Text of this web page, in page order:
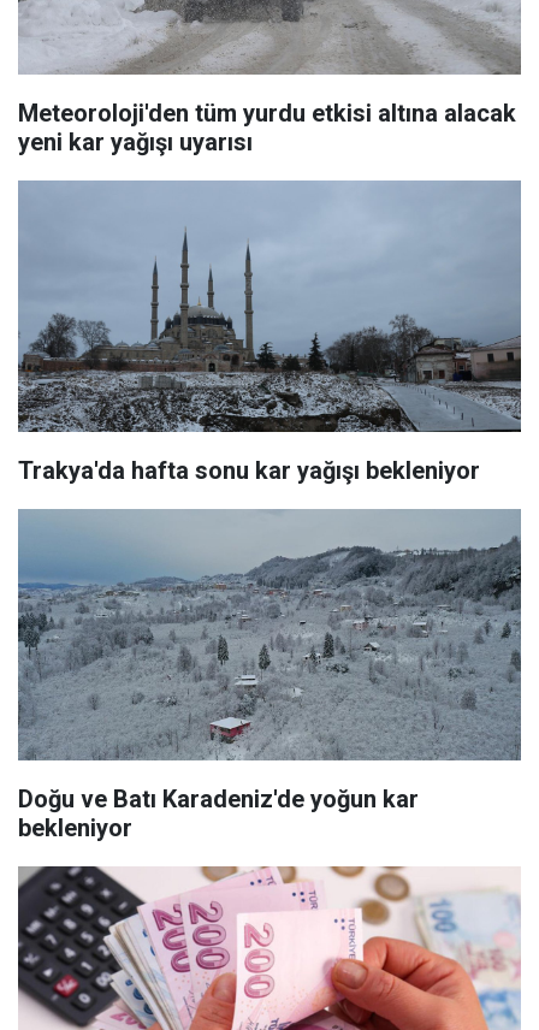
Meteoroloji'den tüm yurdu etkisi altına alacak
yeni kar yağışı uyarısı
Trakya'da hafta sonu kar yağışı bekleniyor
Doğu ve Batı Karadeniz'de yoğun kar
bekleniyor